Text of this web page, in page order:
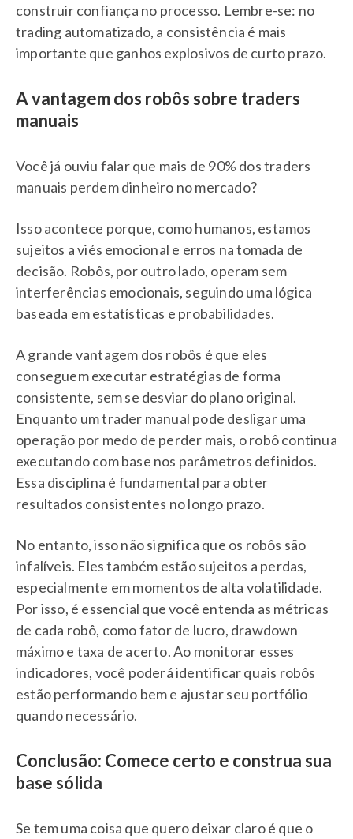
construir confiança no processo. Lembre-se: no
trading automatizado, a consistência é mais
importante que ganhos explosivos de curto prazo.
A vantagem dos robôs sobre traders
manuais
Você já ouviu falar que mais de 90% dos traders
manuais perdem dinheiro no mercado?
Isso acontece porque, como humanos, estamos
sujeitos a viés emocional e erros na tomada de
decisão. Robôs, por outro lado, operam sem
interferências emocionais, seguindo uma lógica
baseada em estatísticas e probabilidades.
A grande vantagem dos robôs é que eles
conseguem executar estratégias de forma
consistente, sem se desviar do plano original.
Enquanto um trader manual pode desligar uma
operação por medo de perder mais, o robô continua
executando com base nos parâmetros definidos.
Essa disciplina é fundamental para obter
resultados consistentes no longo prazo.
No entanto, isso não significa que os robôs são
infalíveis. Eles também estão sujeitos a perdas,
especialmente em momentos de alta volatilidade.
Por isso, é essencial que você entenda as métricas
de cada robô, como fator de lucro, drawdown
máximo e taxa de acerto. Ao monitorar esses
indicadores, você poderá identificar quais robôs
estão performando bem e ajustar seu portfólio
quando necessário.
Conclusão: Comece certo e construa sua
base sólida
Se tem uma coisa que quero deixar claro é que o